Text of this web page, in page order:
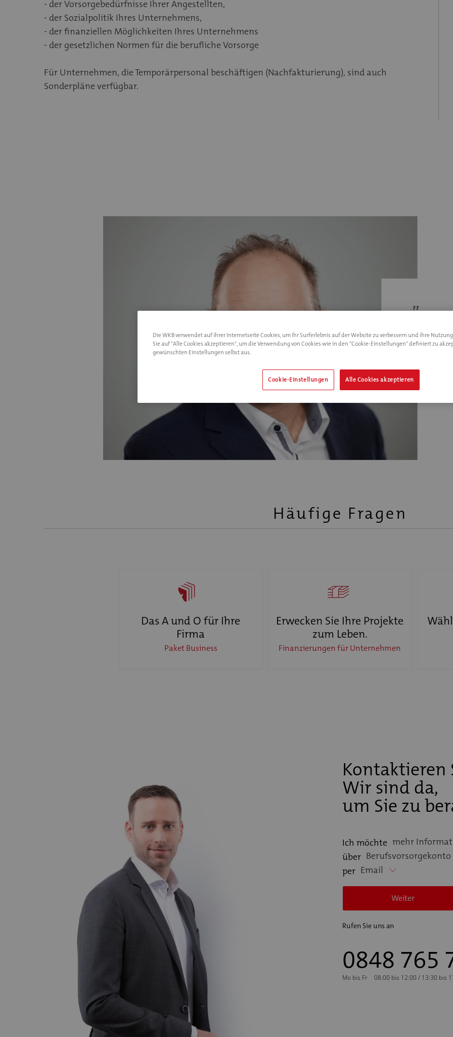
- der Vorsorgebedürfnisse Ihrer Angestellten,
- der Sozialpolitik Ihres Unternehmens,
- der finanziellen Möglichkeiten Ihres Unternehmens
- der gesetzlichen Normen für die berufliche Vorsorge
Für Unternehmen, die Temporärpersonal beschäftigen (Nachfakturierung), sind auch
Sonderpläne verfügbar.
Ihre
Leiter Institutionelle
Häufige Fragen
Das A und O für Ihre
Firma
Paket Business
Erwecken Sie Ihre Projekte
zum Leben.
Finanzierungen für Unternehmen
Kontaktieren
Wir sind da,
um Sie zu
Ich möchte mehr
über Berufsvorsorgekonto
per Email
Weiter
Rufen Sie uns an
0848 765
Mo bis Fr 08:00 bis 12:00 / 13:30 bis
Die WKB verwendet auf ihrer Internetseite Cookies, um Ihr Surferlebnis auf der Website zu verbessern und ihre
Sie auf "Alle Cookies akzeptieren", um die Verwendung von Cookies wie in den "Cookie-Einstellungen" definiert zu
gewünschten Einstellungen selbst aus.
Cookie-Einstellungen Alle Cookies akzeptieren